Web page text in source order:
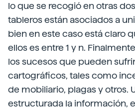
lo que se recogió en otras
tableros están asociados a
bien en este caso está claro
ellos es entre 1 y n.
los sucesos que pueden
cartográficos, tales como
de mobiliario, plagas y otros.
estructurada la información,